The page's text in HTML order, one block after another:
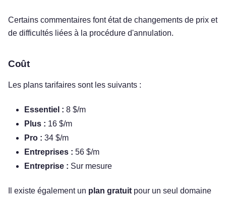
Certains commentaires font état de changements de prix et
de difficultés liées à la procédure d'annulation.
Coût
Les plans tarifaires sont les suivants :
Essentiel : 8 $/m
Plus : 16 $/m
Pro : 34 $/m
Entreprises : 56 $/m
Entreprise : Sur mesure
Il existe également un plan gratuitpour un seul domaine